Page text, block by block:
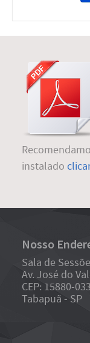
instalado
Nosso
Sala de
Av. José do
CEP: 15880-
Tabapuã - SP